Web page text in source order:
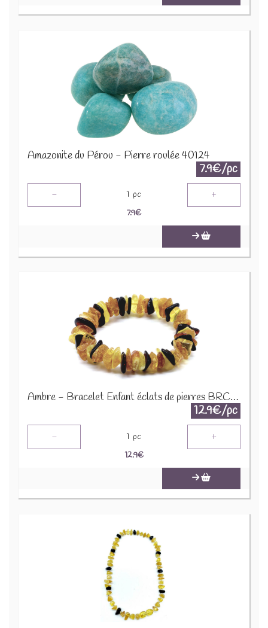
Amazonite du Pérou - Pierre roulée 40124
7.9€/pc
- 1 pc +
7.9€
Ambre - Bracelet Enfant éclats de pierres BRC-AMBK
12.9€/pc
- 1 pc +
12.9€